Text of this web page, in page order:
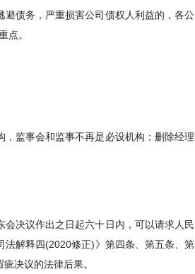
债务，严重损害公司债权人利益的，各公
点。
监事会和监事不再是必设机构；删除经理
决议作出之日起六十日内，可以请求人民
法解释四(2020修正)》第四条、第五条、第
决议的法律后果。